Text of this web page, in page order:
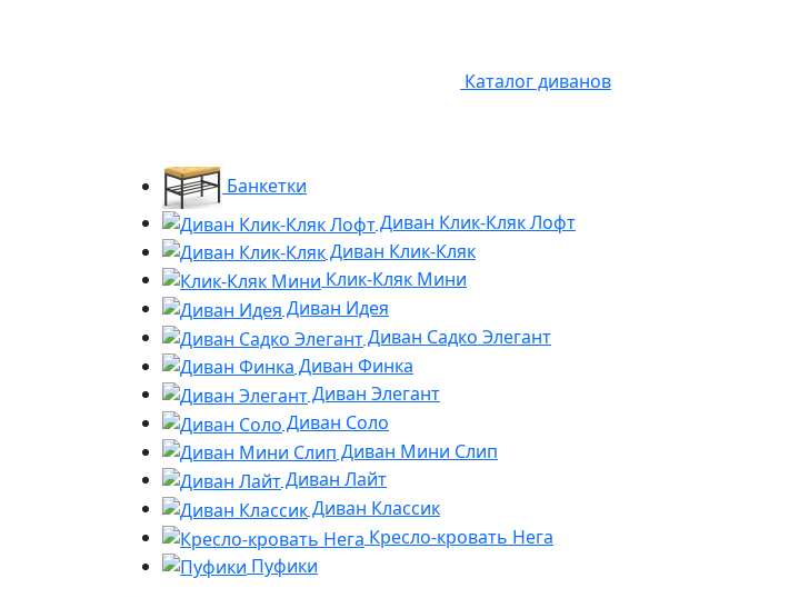
Каталог диванов
Банкетки
Диван Клик-Кляк Лофт
Диван Клик-Кляк
Клик-Кляк Мини
Диван Идея
Диван Садко Элегант
Диван Финка
Диван Элегант
Диван Соло
Диван Мини Слип
Диван Лайт
Диван Классик
Кресло-кровать Нега
Пуфики